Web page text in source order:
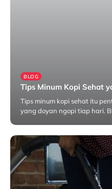
BLOG
Tips Minum Kopi Sehat
Tips minum kopi sehat itu
yang doyan ngopi tiap hari.
Juni 10,